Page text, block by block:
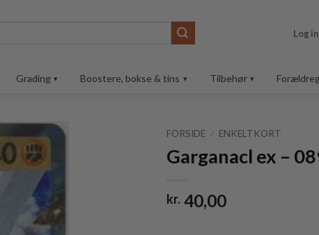
Log
Grading Boostere, bokse & tins Tilbehør
Tilføj til
ønskeliste
FORSIDE / ENKELTKORT
Garganacl ex –
kr. 40,00